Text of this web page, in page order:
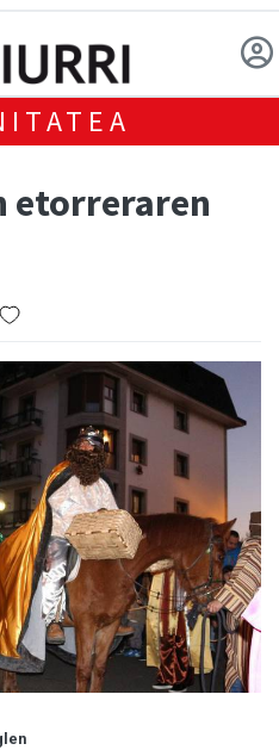
etorreraren